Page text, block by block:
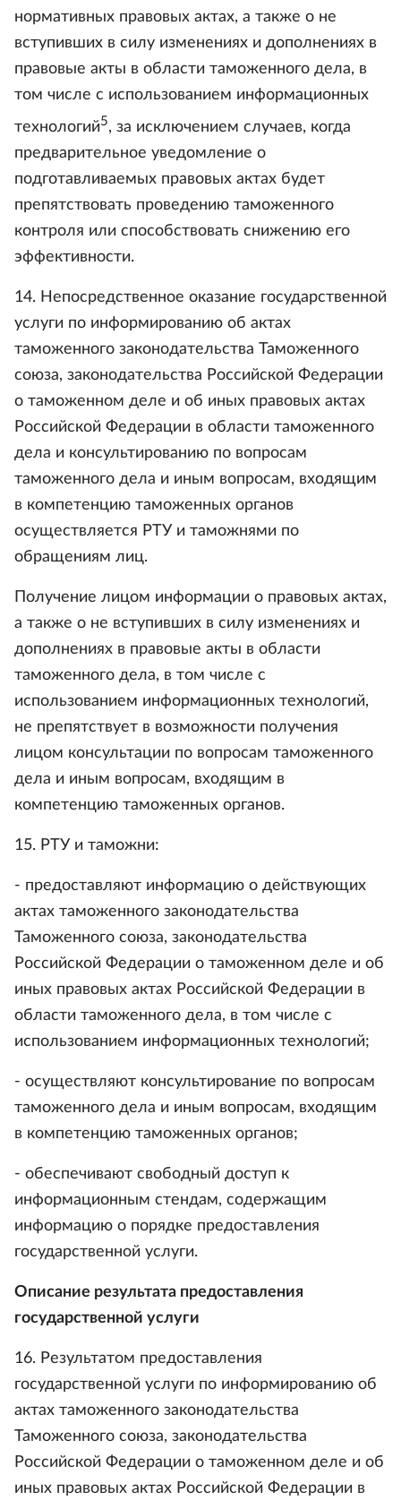
нормативных правовых актах, а также о не
вступивших в силу изменениях и дополнениях в
правовые акты в области таможенного дела, в
том числе с использованием информационных
технологий5, за исключением случаев, когда
предварительное уведомление о
подготавливаемых правовых актах будет
препятствовать проведению таможенного
контроля или способствовать снижению его
эффективности.
14. Непосредственное оказание государственной
услуги по информированию об актах
таможенного законодательства Таможенного
союза, законодательства Российской Федерации
о таможенном деле и об иных правовых актах
Российской Федерации в области таможенного
дела и консультированию по вопросам
таможенного дела и иным вопросам, входящим
в компетенцию таможенных органов
осуществляется РТУ и таможнями по
обращениям лиц.
Получение лицом информации о правовых актах,
а также о не вступивших в силу изменениях и
дополнениях в правовые акты в области
таможенного дела, в том числе с
использованием информационных технологий,
не препятствует в возможности получения
лицом консультации по вопросам таможенного
дела и иным вопросам, входящим в
компетенцию таможенных органов.
15. РТУ и таможни:
- предоставляют информацию о действующих
актах таможенного законодательства
Таможенного союза, законодательства
Российской Федерации о таможенном деле и об
иных правовых актах Российской Федерации в
области таможенного дела, в том числе с
использованием информационных технологий;
- осуществляют консультирование по вопросам
таможенного дела и иным вопросам, входящим
в компетенцию таможенных органов;
- обеспечивают свободный доступ к
информационным стендам, содержащим
информацию о порядке предоставления
государственной услуги.
Описание результата предоставления
государственной услуги
16. Результатом предоставления
государственной услуги по информированию об
актах таможенного законодательства
Таможенного союза, законодательства
Российской Федерации о таможенном деле и об
иных правовых актах Российской Федерации в